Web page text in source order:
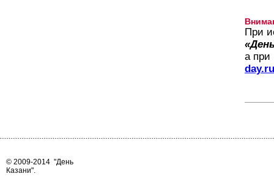
При
а при
day.ru
© 2009-2014 "День
Казани".